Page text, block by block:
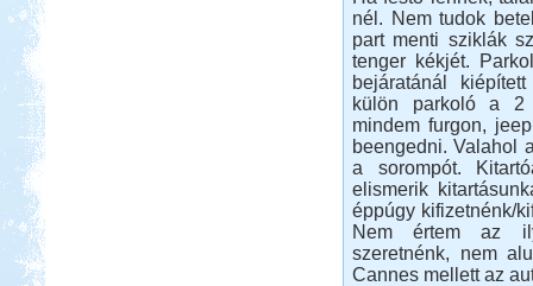
nél. Nem tudok
part menti sziklák
tenger kékjét.
bejáratánál
külön parkoló a 2
mindem furgon,
beengedni. Valahol
a sorompót.
elismerik
éppúgy kifizetnénk/
Nem értem az
szeretnénk, nem
Cannes mellett az